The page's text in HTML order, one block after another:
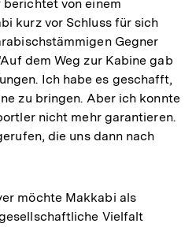
berichtet von einem
kurz vor Schluss für sich
Gegner
dem Weg zur Kabine gab
Ich habe es geschafft,
zu bringen. Aber ich konnte
nicht mehr garantieren.
die uns dann nach
möchte Makkabi als
Vielfalt